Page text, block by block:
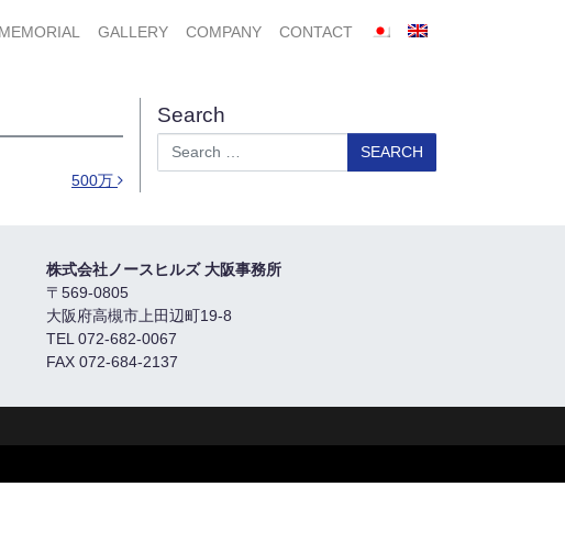
MEMORIAL GALLERY COMPANY CONTACT
500万
Search
Search
株式会社ノースヒルズ 大阪事務所
〒569-0805
大阪府高槻市上田辺町19-8
TEL 072-682-0067
FAX 072-684-2137